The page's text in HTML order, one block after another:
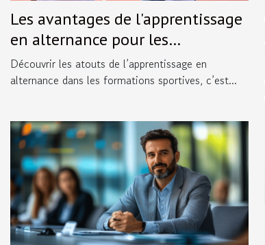
Les avantages de l'apprentissage
en alternance pour les
formations sportives
Découvrir les atouts de l’apprentissage en
alternance dans les formations sportives, c’est...